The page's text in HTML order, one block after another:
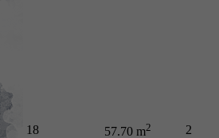
18 57.70 m2 2